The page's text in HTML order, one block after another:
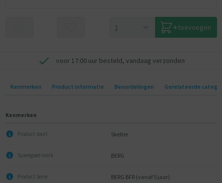
toevoegen
voor 17:00 uur besteld, vandaag verzonden
Kenmerken Product informatie Beoordelingen Gerelateerde
Kenmerken
Product soort Skelter
Speelgoed merk BERG
Product Serie BERG BFR (vanaf 5 jaar)